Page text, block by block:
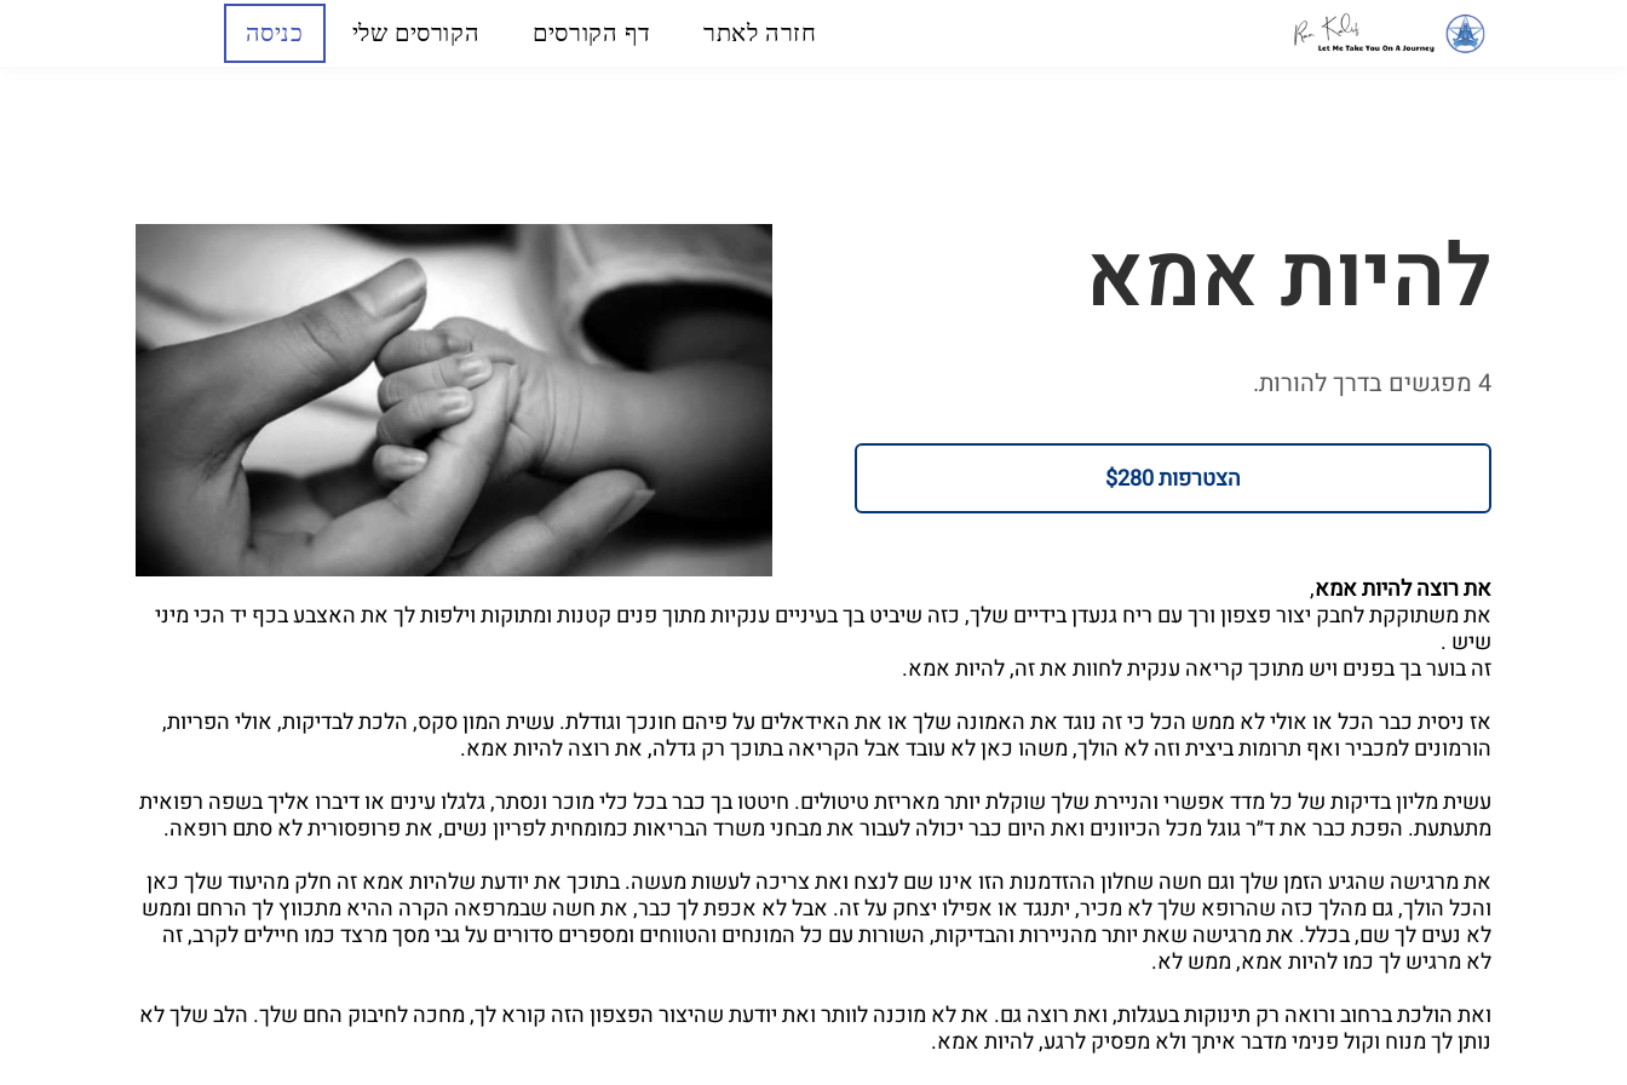
חזרה לאתר דף הקורסים הקורסים שלי כניסה
להיות אמא
4 מפגשים בדרך להורות.
הצטרפות$280
את רוצה להיות אמא,
את משתוקקת לחבק יצור פצפון ורך עם ריח גנעדן בידיים שלך, כזה שיביט בך בעיניים ענקיות מתוך פנים קטנות ומתוקות וילפות לך את האצבע בכף יד הכי מיני
שיש .
זה בוער בך בפנים ויש מתוכך קריאה ענקית לחוות את זה, להיות אמא.
אז ניסית כבר הכל או אולי לא ממש הכל כי זה נוגד את האמונה שלך או את האידאלים על פיהם חונכך וגודלת. עשית המון סקס, הלכת לבדיקות, אולי הפריות,
הורמונים למכביר ואף תרומות ביצית וזה לא הולך, משהו כאן לא עובד אבל הקריאה בתוכך רק גדלה, את רוצה להיות אמא.
עשית מליון בדיקות של כל מדד אפשרי והניירת שלך שוקלת יותר מאריזת טיטולים. חיטטו בך כבר בכל כלי מוכר ונסתר, גלגלו עינים או דיברו אליך בשפה רפואית
מתעתעת. הפכת כבר את ד״ר גוגל מכל הכיוונים ואת היום כבר יכולה לעבור את מבחני משרד הבריאות כמומחית לפריון נשים, את פרופסורית לא סתם רופאה.
את מרגישה שהגיע הזמן שלך וגם חשה שחלון ההזדמנות הזו אינו שם לנצח ואת צריכה לעשות מעשה. בתוכך את יודעת שלהיות אמא זה חלק מהיעוד שלך כאן
והכל הולך, גם מהלך כזה שהרופא שלך לא מכיר, יתנגד או אפילו יצחק על זה. אבל לא אכפת לך כבר, את חשה שבמרפאה הקרה ההיא מתכווץ לך הרחם וממש
לא נעים לך שם, בכלל. את מרגישה שאת יותר מהניירות והבדיקות, השורות עם כל המונחים והטווחים ומספרים סדורים על גבי מסך מרצד כמו חיילים לקרב, זה
לא מרגיש לך כמו להיות אמא, ממש לא.
ואת הולכת ברחוב ורואה רק תינוקות בעגלות, ואת רוצה גם. את לא מוכנה לוותר ואת יודעת שהיצור הפצפון הזה קורא לך, מחכה לחיבוק החם שלך. הלב שלך לא
נותן לך מנוח וקול פנימי מדבר איתך ולא מפסיק לרגע, להיות אמא.